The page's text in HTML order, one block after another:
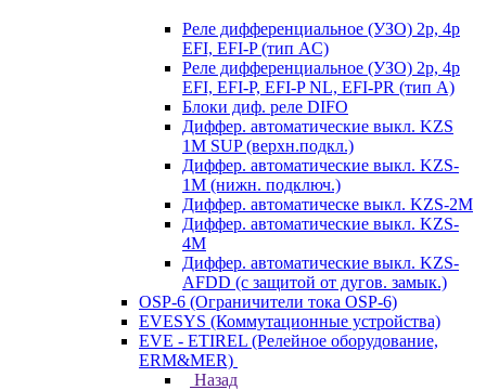
Реле дифференциальное (УЗО) 2р, 4р
EFI, EFI-P (тип AС)
Реле дифференциальное (УЗО) 2р, 4р
EFI, EFI-P, EFI-P NL, EFI-PR (тип A)
Блоки диф. реле DIFO
Диффер. автоматические выкл. KZS
1M SUP (верхн.подкл.)
Диффер. автоматические выкл. KZS-
1M (нижн. подключ.)
Диффер. автоматическе выкл. KZS-2M
Диффер. автоматические выкл. KZS-
4M
Диффер. автоматические выкл. KZS-
AFDD (с защитой от дугов. замык.)
OSP-6 (Ограничители тока OSP-6)
EVESYS (Коммутационные устройства)
EVE - ETIREL (Релейное оборудование,
ERM&MER)
Назад